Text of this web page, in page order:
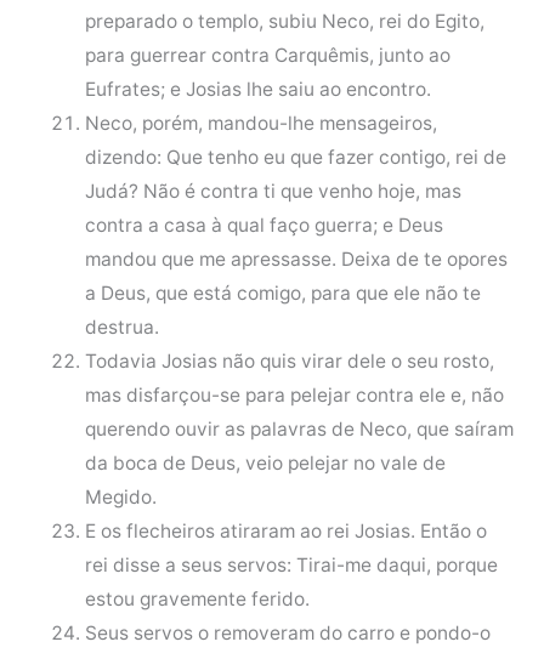
preparado o templo, subiu Neco, rei do Egito,
para guerrear contra Carquêmis, junto ao
Eufrates; e Josias lhe saiu ao encontro.
Neco, porém, mandou-lhe mensageiros,
dizendo: Que tenho eu que fazer contigo, rei de
Judá? Não é contra ti que venho hoje, mas
contra a casa à qual faço guerra; e Deus
mandou que me apressasse. Deixa de te opores
a Deus, que está comigo, para que ele não te
destrua.
Todavia Josias não quis virar dele o seu rosto,
mas disfarçou-se para pelejar contra ele e, não
querendo ouvir as palavras de Neco, que saíram
da boca de Deus, veio pelejar no vale de
Megido.
E os flecheiros atiraram ao rei Josias. Então o
rei disse a seus servos: Tirai-me daqui, porque
estou gravemente ferido.
Seus servos o removeram do carro e pondo-o